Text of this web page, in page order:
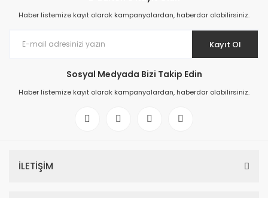
Haber listemize kayıt olarak kampanyalardan, haberdar olabilirsiniz.
Kayıt Ol
Sosyal Medyada Bizi Takip Edin
Haber listemize kayıt olarak kampanyalardan, haberdar olabilirsiniz.
İLETİŞİM